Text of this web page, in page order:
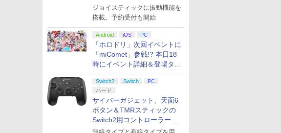
ジョイスティックに振動機能を
搭載。予約受付も開始
Android iOS PC
「ホロドリ」次回イベントに
「miComet」参戦!? 本日18
時にイベント詳細＆登場タレ
ント公開
Switch2 Switch
PC
ハード
サイバーガジェット、天面6
ボタン＆TMRスティックの
Switch2用コントローラーを9
月下旬発売！